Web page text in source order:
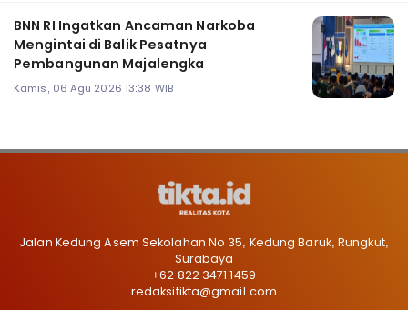
BNN RI Ingatkan Ancaman Narkoba
Mengintai di Balik Pesatnya
Pembangunan Majalengka
Kamis, 06 Agu 2026 13:38 WIB
Jalan Kedung Asem Sekolahan No 35, Kedung Baruk, Rungkut,
Surabaya
+62 822 3471 1459
redaksitikta@gmail.com